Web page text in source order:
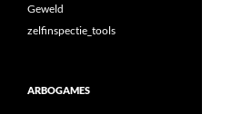
Geweld
zelfinspectie_tools
ARBOGAMES